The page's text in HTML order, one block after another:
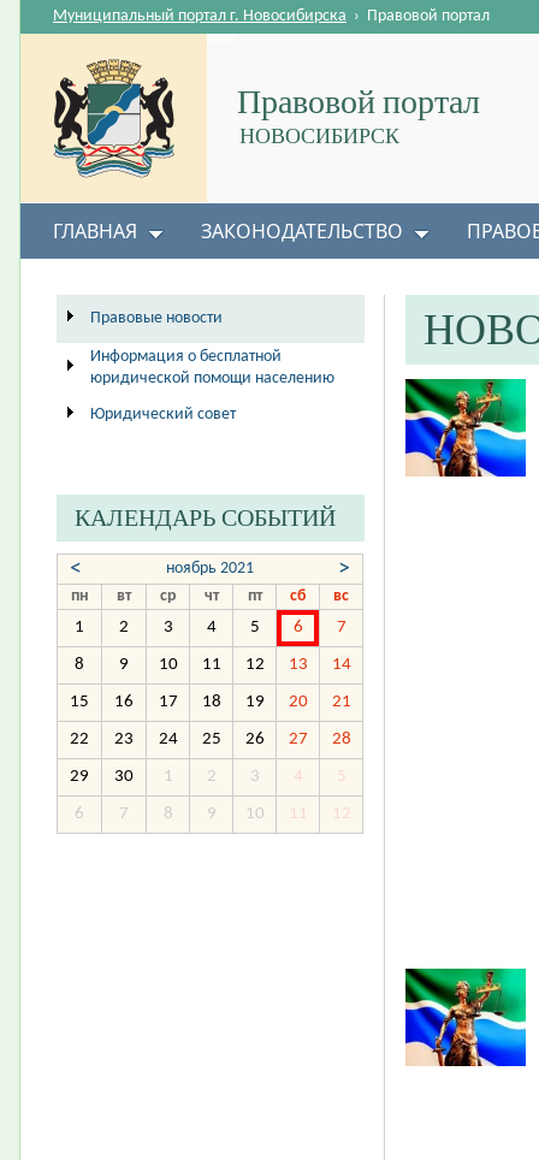
Правовой портал
НОВОСИБИРСК
Муниципальный портал г. Новосибирска › Правовой портал
ГЛАВНАЯ ЗАКОНОДАТЕЛЬСТВО
Правовые новости
Информация о бесплатной
юридической помощи населению
Юридический совет
КАЛЕНДАРЬ СОБЫТИЙ
< ноябрь 2021 >
пн вт ср чт пт сб
вс
1
2 3 4 5 6 7
8 9 10 11 12 13 14
15 16 17 18 19 20 21
22 23 24 25 26 27 28
29 30 1 2 3 4 5
6 7 8 9 10 11 12